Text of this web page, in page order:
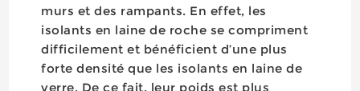
murs et des rampants. En effet, les
isolants en laine de roche se compriment
difficilement et bénéficient d’une plus
forte densité que les isolants en laine de
verre. De ce fait, leur poids est plus